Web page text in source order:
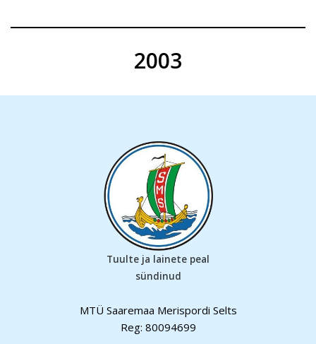
2003
Tuulte ja lainete peal
sündinud
MTÜ Saaremaa Merispordi Selts
Reg: 80094699